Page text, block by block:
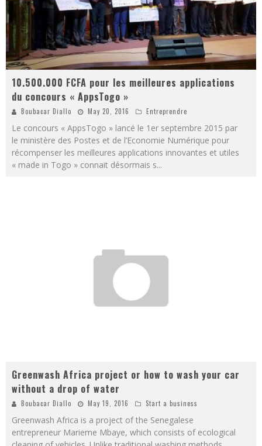
10.500.000 FCFA pour les meilleures applications
du concours « AppsTogo »
Boubacar Diallo May 20, 2016 Entreprendre
Le concours « AppsTogo » lancé le 1er septembre 2015 par
le ministère des Postes et de l’Economie Numérique pour
récompenser les meilleures applications innovantes et utiles
« made in Togo » connait désormais s...
Greenwash Africa project or how to wash your car
without a drop of water
Boubacar Diallo May 19, 2016 Start a business
Greenwash Africa is a project of the Senegalese
entrepreneur Marieme Mbaye, which consists of ecological